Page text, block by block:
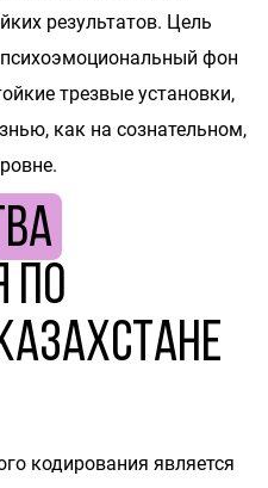
результатов. Цель
фон
трезвые установки,
как на сознательном,
по
кодирования является